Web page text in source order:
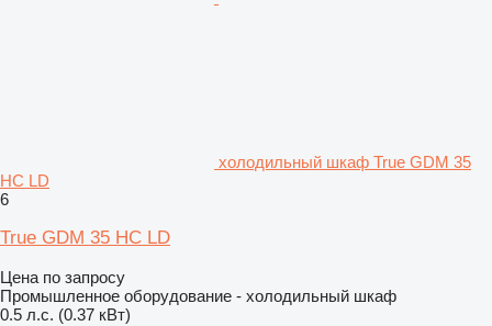
холодильный шкаф True GDM 35
HC LD
6
True GDM 35 HC LD
Цена по запросу
Промышленное оборудование - холодильный шкаф
0.5 л.с. (0.37 кВт)